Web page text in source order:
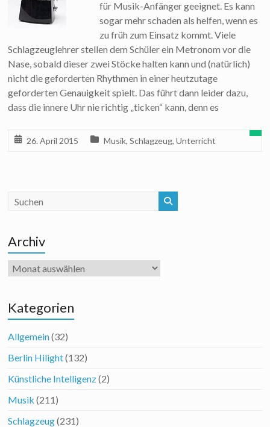
für Musik-Anfänger geeignet. Es kann
sogar mehr schaden als helfen, wenn es
zu früh zum Einsatz kommt. Viele
Schlagzeuglehrer stellen dem Schüler ein Metronom vor die
Nase, sobald dieser zwei Stöcke halten kann und (natürlich)
nicht die geforderten Rhythmen in einer heutzutage
geforderten Genauigkeit spielt. Das führt dann leider dazu,
dass die innere Uhr nie richtig „ticken“ kann, denn es
26. April 2015 Musik,Schlagzeug,Unterricht
Archiv
Archiv
Kategorien
Allgemein(32)
Berlin Hilight(132)
Künstliche Intelligenz(2)
Musik (211)
Schlagzeug(231)